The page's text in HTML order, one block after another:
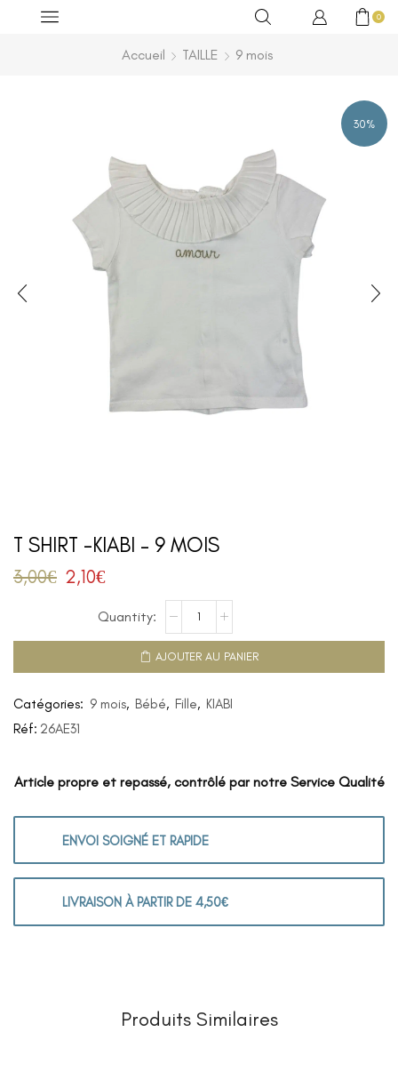
0
Accueil TAILLE 9 mois
30%
T SHIRT -KIABI – 9 MOIS
3,00€ 2,10€
AJOUTER AU PANIER
Catégories: 9 mois, Bébé, Fille, KIABI
Réf: 26AE31
Article propre et repassé, contrôlé par notre Service Qualité
ENVOI SOIGNÉ ET RAPIDE
LIVRAISON À PARTIR DE 4,50€
Produits Similaires